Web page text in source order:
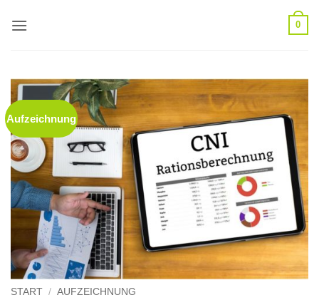
Inhalt
0
Aufzeichnung
START / AUFZEICHNUNG